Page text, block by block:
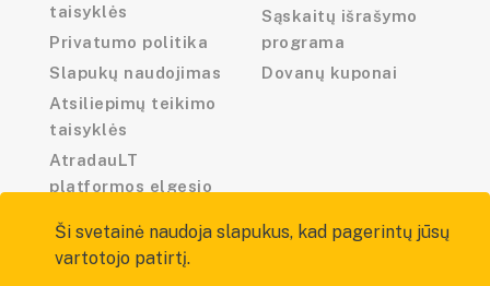
taisyklės
Privatumo politika
Slapukų naudojimas
Atsiliepimų teikimo
taisyklės
AtradauLT
platformos elgesio
Sąskaitų išrašymo
programa
Dovanų kuponai
Ši svetainė naudoja slapukus, kad pagerintų jūsų
vartotojo patirtį.